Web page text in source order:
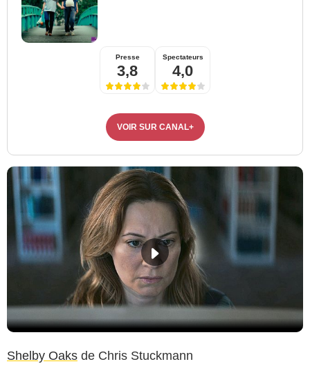
Presse
3,8
Spectateurs
4,0
VOIR SUR CANAL+
Shelby Oaks de Chris Stuckmann